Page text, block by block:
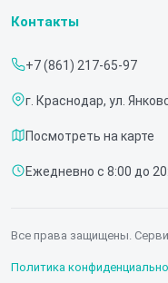
Срочный ремонт
Доставка и способы
Диагностика
Контакты
Телевизоров
Проекторов
Контакты
+7 (861) 217-65-97
г. Краснодар, ул.
Посмотреть на карте
Ежедневно с 8:00 до
Все права защищены.
Политика